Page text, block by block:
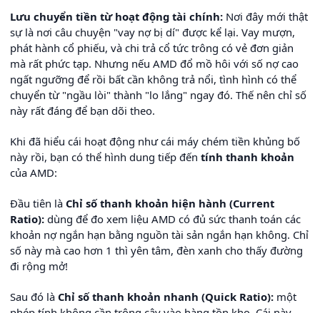
Lưu chuyển tiền từ hoạt động tài chính: Nơi đây mới thật
sự là nơi câu chuyện "vay nợ bị dí" được kể lại. Vay mượn,
phát hành cổ phiếu, và chi trả cổ tức trông có vẻ đơn giản
mà rất phức tạp. Nhưng nếu AMD đổ mồ hôi với số nợ cao
ngất ngưỡng để rồi bất cần không trả nổi, tình hình có thể
chuyển từ "ngầu lòi" thành "lo lắng" ngay đó. Thế nên chỉ số
này rất đáng để bạn dõi theo.
Khi đã hiểu cái hoạt động như cái máy chém tiền khủng bố
này rồi, bạn có thể hình dung tiếp đến tính thanh khoản
của AMD:
Đầu tiên là Chỉ số thanh khoản hiện hành (Current
Ratio): dùng để đo xem liệu AMD có đủ sức thanh toán các
khoản nợ ngắn hạn bằng nguồn tài sản ngắn hạn không. Chỉ
số này mà cao hơn 1 thì yên tâm, đèn xanh cho thấy đường
đi rộng mở!
Sau đó là Chỉ số thanh khoản nhanh (Quick Ratio): một